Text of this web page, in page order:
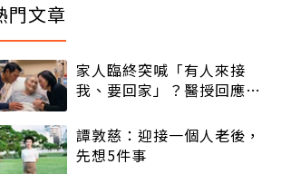
門文章
家人臨終突喊「有人來接
我、要回家」？醫授回應方
譚敦慈：迎接一個人老後，
先想5件事